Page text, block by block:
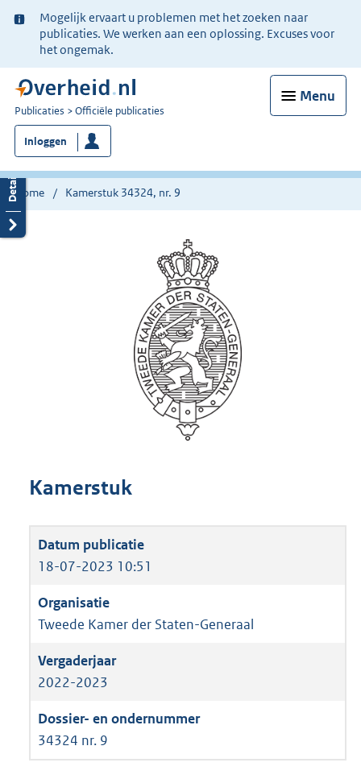
Ter
informatie:
Mogelijk ervaart u problemen met het zoeken naar
publicaties. We werken aan een oplossing. Excuses voor
het ongemak.
Menu
U
bent
nu
hier:
Publicaties Officiële publicaties
Inloggen
Home Kamerstuk 34324, nr. 9
Kamerstuk
18-07-2023 10:51
Tweede Kamer der Staten-Generaal
2022-2023
34324 nr. 9